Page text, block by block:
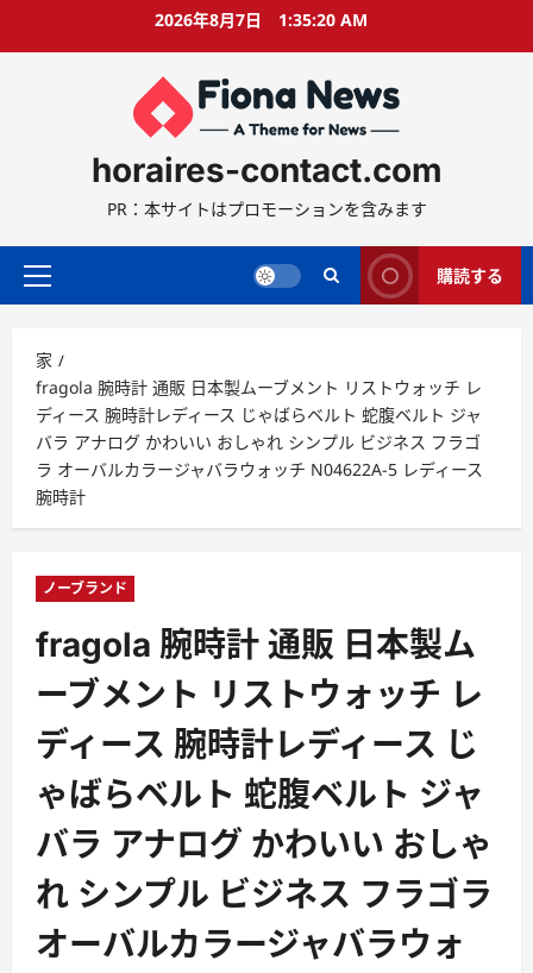
2026年8月7日 1:35:21 AM
horaires-contact.com
PR：本サイトはプロモーションを含みます
プ
マ
リ
ー
メ
ニ
ュ
ー
購読する
家
fragola 腕時計 通販 日本製ムーブメント リストウォッチ レ
ディース 腕時計レディース じゃばらベルト 蛇腹ベルト ジャ
バラ アナログ かわいい おしゃれ シンプル ビジネス フラゴ
ラ オーバルカラージャバラウォッチ N04622A-5 レディース
腕時計
ノーブランド
fragola 腕時計 通販 日本製ム
ーブメント リストウォッチ レ
ディース 腕時計レディース じ
ゃばらベルト 蛇腹ベルト ジャ
バラ アナログ かわいい おしゃ
れ シンプル ビジネス フラゴラ
オーバルカラージャバラウォ